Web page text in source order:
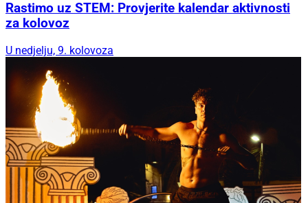
Rastimo uz STEM: Provjerite kalendar aktivnosti
za kolovoz
U nedjelju, 9. kolovoza